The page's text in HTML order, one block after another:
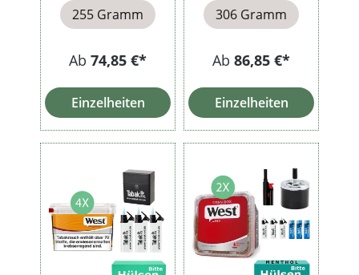
255 Gramm
Ab 74,85 €*
Einzelheiten
306 Gramm
Ab 86,85 €*
Einzelheiten